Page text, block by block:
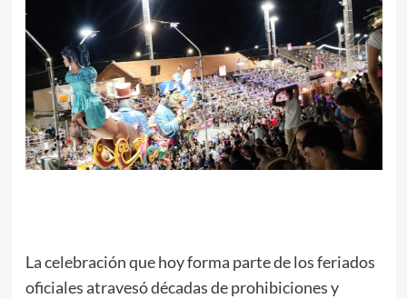
La celebración que hoy forma parte de los feriados
oficiales atravesó décadas de prohibiciones y